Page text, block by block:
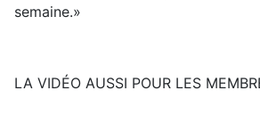
semaine.»
LA VIDÉO AUSSI POUR LES